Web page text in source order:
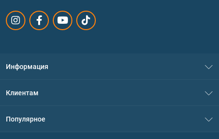
Информация
Политика конфиденциальности
Клиентам
Популярное